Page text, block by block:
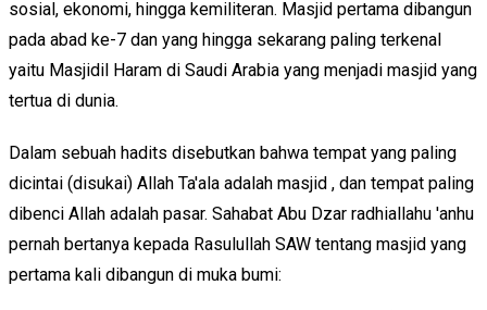
sosial, ekonomi, hingga kemiliteran. Masjid pertama dibangun
pada abad ke-7 dan yang hingga sekarang paling terkenal
yaitu Masjidil Haram di Saudi Arabia yang menjadi masjid yang
tertua di dunia.
Dalam sebuah hadits disebutkan bahwa tempat yang paling
dicintai (disukai) Allah Ta'ala adalah masjid , dan tempat paling
dibenci Allah adalah pasar. Sahabat Abu Dzar radhiallahu 'anhu
pernah bertanya kepada Rasulullah SAW tentang masjid yang
pertama kali dibangun di muka bumi: